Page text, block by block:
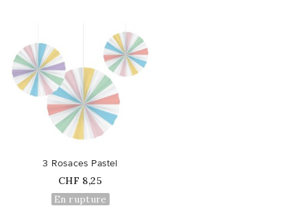
3 Rosaces Pastel
Prix
CHF 8,25
En rupture